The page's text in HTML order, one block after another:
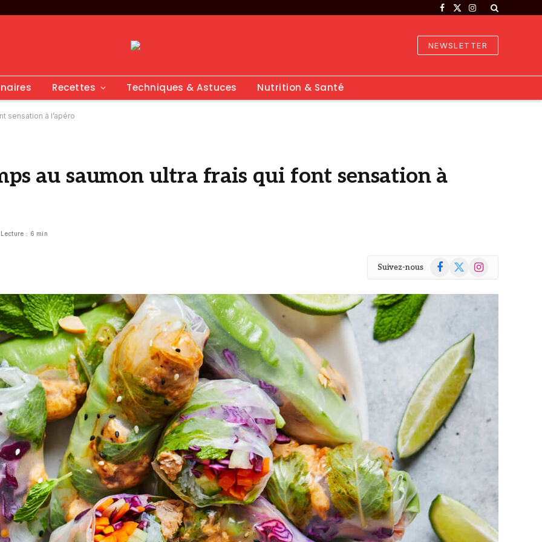
Facebook
X
Instagram
NEWSLETTER
Recettes Techniques & Astuces Nutrition & Santé
sensation à l’apéro
au saumon ultra frais qui font sensation à
Lecture : 6 min
Suivez-nous Facebook
X
Instagram